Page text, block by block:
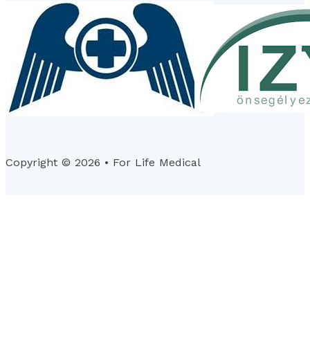
Copyright © 2026 • For Life Medical